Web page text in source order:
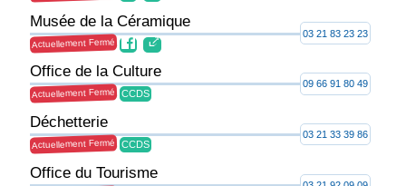
Musée de la Céramique
Actuellement Fermé
03 21 83 23 23
Office de la Culture
Actuellement Fermé
09 66 91 80 49
Déchetterie
Actuellement Fermé
CCDS
03 21 33 39 86
Office du Tourisme
CCDS